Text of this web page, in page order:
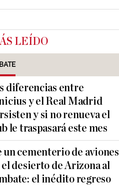
LEÍDO
diferencias entre
y el Real Madrid
y si no renueva el
le traspasará este mes
un cementerio de aviones
el desierto de Arizona al
el inédito regreso